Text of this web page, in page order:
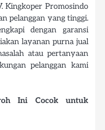
Kingkoper Promosindo
pelanggan yang tinggi.
dengan garansi
layanan purna jual
atau pertanyaan
pelanggan kami
Ini Cocok untuk